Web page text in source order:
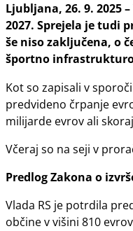
Ljubljana, 26. 9. 2025 –
2027. Sprejela je tudi
še niso zaključena, o
športno
Kot so zapisali v
predvideno črpanje
milijarde evrov ali
Včeraj so na seji v
Predlog Zakona o
Vlada RS je potrdila
občine v višini 810